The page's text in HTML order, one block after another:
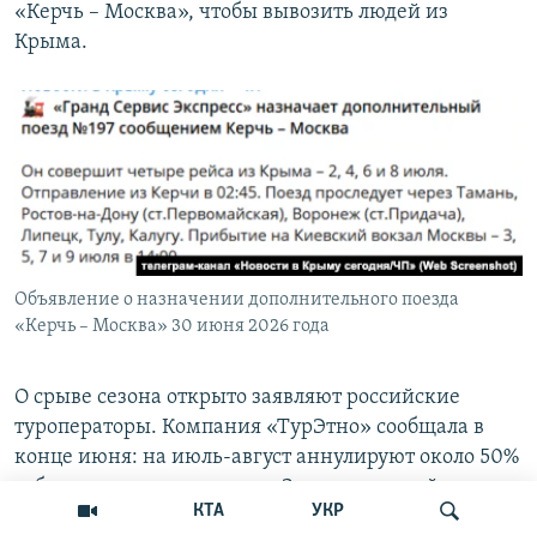
КТА УКР
«Керчь – Москва», чтобы вывозить людей из
Крыма.
Объявление о назначении дополнительного поезда
«Керчь – Москва» 30 июня 2026 года
О срыве сезона открыто заявляют российские
туроператоры. Компания «ТурЭтно» сообщала в
конце июня: на июль-август аннулируют около 50%
забронированных заездов. Загрузка отелей упала
до 30%, хотя обычно в это время года она